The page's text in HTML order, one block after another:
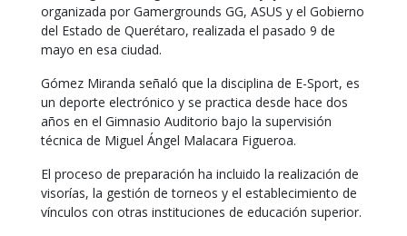
organizada por Gamergrounds GG, ASUS y el Gobierno
del Estado de Querétaro, realizada el pasado 9 de
mayo en esa ciudad.
Gómez Miranda señaló que la disciplina de E-Sport, es
un deporte electrónico y se practica desde hace dos
años en el Gimnasio Auditorio bajo la supervisión
técnica de Miguel Ángel Malacara Figueroa.
El proceso de preparación ha incluido la realización de
visorías, la gestión de torneos y el establecimiento de
vínculos con otras instituciones de educación superior.